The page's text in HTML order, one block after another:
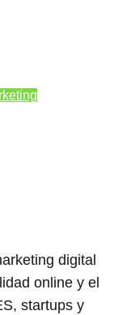
digital
online y el
startups y